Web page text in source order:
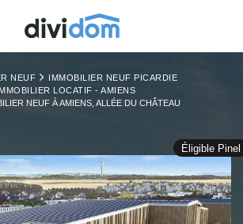
NEUF
IMMOBILIER NEUF PICARDIE
LOCATIF - AMIENS
NEUF À AMIENS, ALLÉE DU CHÂTEAU
Éligible Pinel